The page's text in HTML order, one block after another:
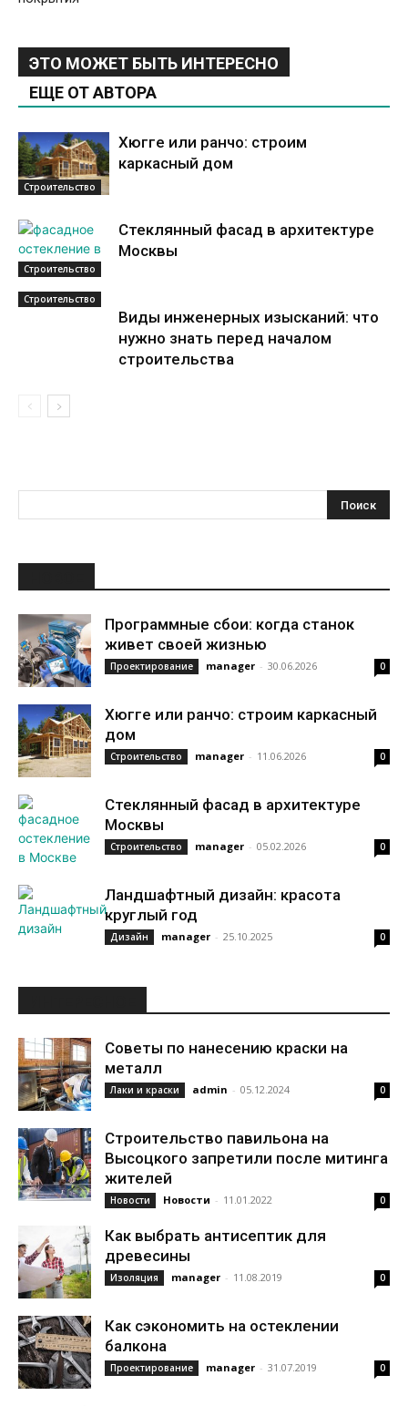
ЭТО МОЖЕТ БЫТЬ ИНТЕРЕСНО
ЕЩЕ ОТ АВТОРА
Строительство
Хюгге или ранчо: строим
каркасный дом
Строительство
Стеклянный фасад в архитектуре
Москвы
Строительство
Виды инженерных изысканий: что
нужно знать перед началом
строительства
Программные сбои: когда станок
живет своей жизнью
Проектирование manager - 30.06.2026 0
Хюгге или ранчо: строим каркасный
дом
Строительство manager - 11.06.2026 0
Стеклянный фасад в архитектуре
Москвы
Строительство manager - 05.02.2026 0
Ландшафтный дизайн: красота
круглый год
Дизайн manager - 25.10.2025 0
Советы по нанесению краски на
металл
Лаки и краски admin - 05.12.2024 0
Строительство павильона на
Высоцкого запретили после митинга
жителей
Новости Новости - 11.01.2022 0
Как выбрать антисептик для
древесины
Изоляция manager - 11.08.2019 0
Как сэкономить на остеклении
балкона
Проектирование manager - 31.07.2019 0